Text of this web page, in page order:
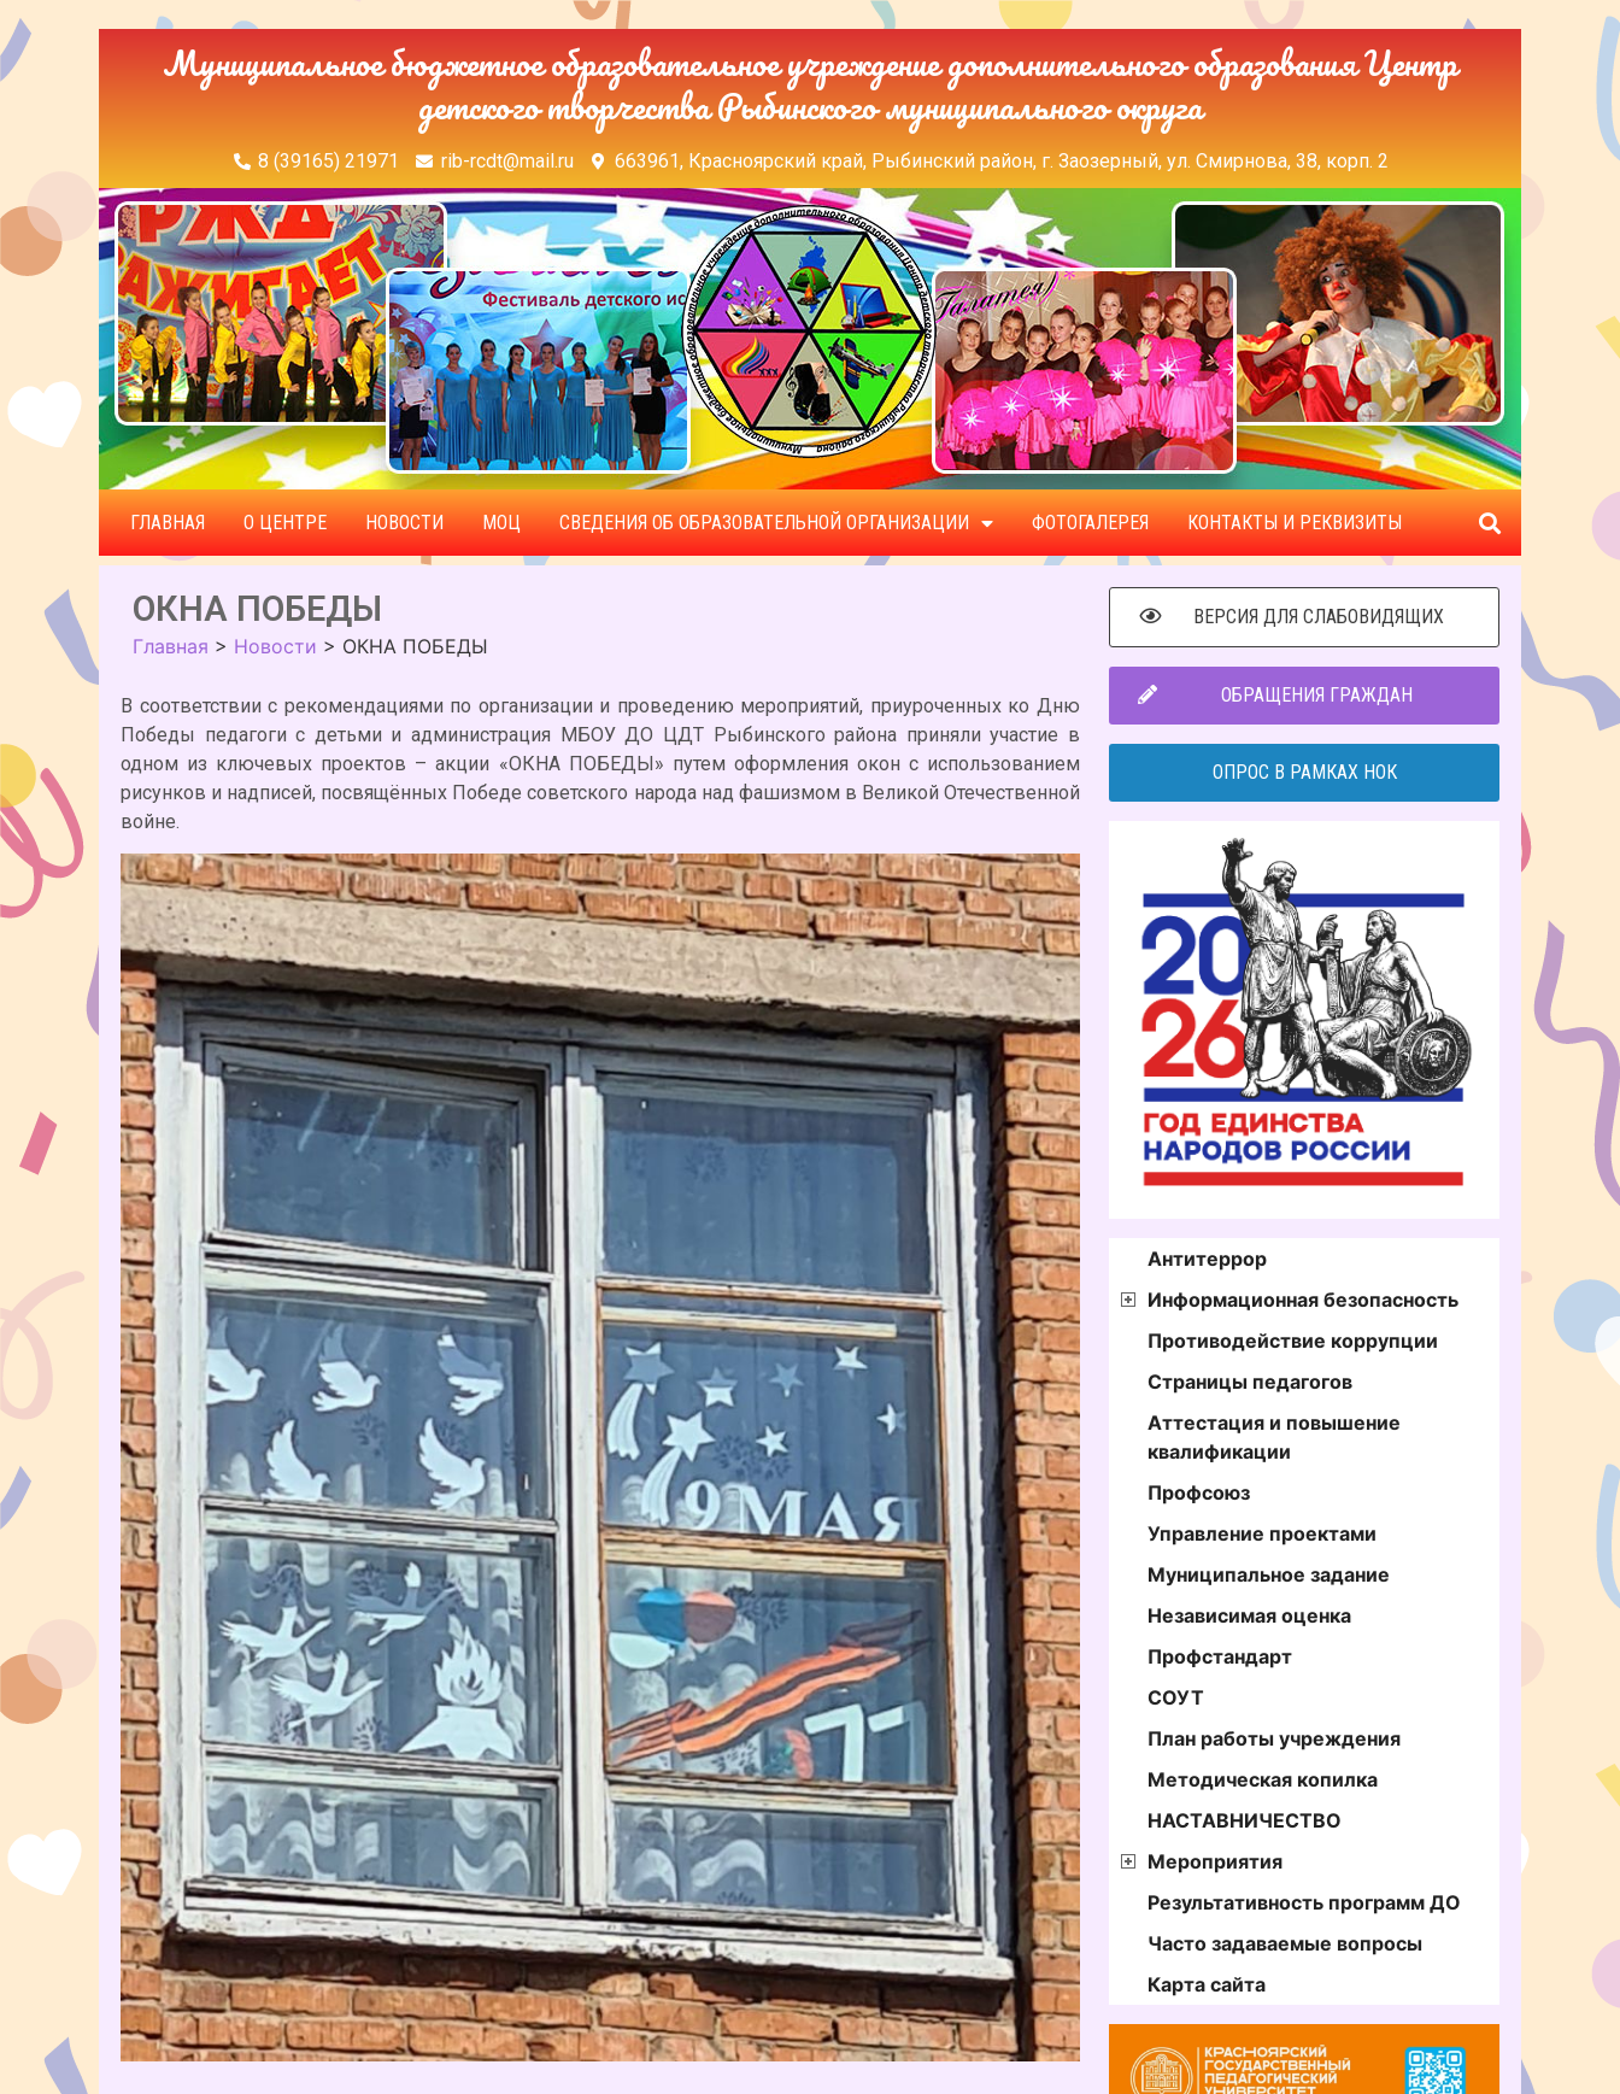
Муниципальное бюджетное образовательное учреждение дополнительного образования Центр
детского творчества Рыбинского муниципального округа
8 (39165) 21971 rib-rcdt@mail.ru 663961, Красноярский край, Рыбинский район, г. Заозерный, ул. Смирнова, 38, корп. 2
ГЛАВНАЯ О ЦЕНТРЕ НОВОСТИ МОЦ СВЕДЕНИЯ ОБ ОБРАЗОВАТЕЛЬНОЙ ОРГАНИЗАЦИИ ФОТОГАЛЕРЕЯ КОНТАКТЫ И РЕКВИЗИТЫ
ОКНА ПОБЕДЫ
Главная > Новости > ОКНА ПОБЕДЫ
В соответствии с рекомендациями по организации и проведению мероприятий, приуроченных ко Дню
Победы педагоги с детьми и администрация МБОУ ДО ЦДТ Рыбинского района приняли участие в
одном из ключевых проектов – акции «ОКНА ПОБЕДЫ» путем оформления окон с использованием
рисунков и надписей, посвящённых Победе советского народа над фашизмом в Великой Отечественной
войне.
ВЕРСИЯ ДЛЯ СЛАБОВИДЯЩИХ
ОБРАЩЕНИЯ ГРАЖДАН
ОПРОС В РАМКАХ НОК
Антитеррор
Информационная безопасность
Противодействие коррупции
Страницы педагогов
Аттестация и повышение
квалификации
Профсоюз
Управление проектами
Муниципальное задание
Независимая оценка
Профстандарт
СОУТ
План работы учреждения
Методическая копилка
НАСТАВНИЧЕСТВО
Мероприятия
Результативность программ ДО
Часто задаваемые вопросы
Карта сайта